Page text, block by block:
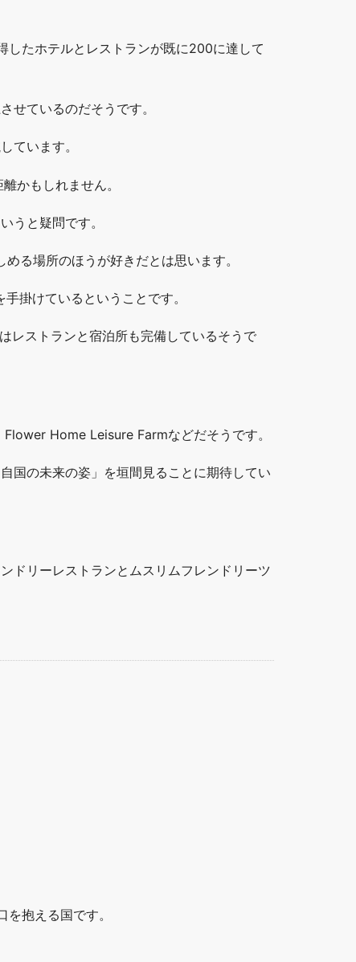
したホテルとレストランが既に200に達して
せているのだそうです。
ています。
かもしれません。
うと疑問です。
る場所のほうが好きだとは思います。
掛けているということです。
レストランと宿泊所も完備しているそうで
Home Leisure Farmなどだそうです。
国の未来の姿」を垣間見ることに期待してい
ドリーレストランとムスリムフレンドリーツ
抱える国です。